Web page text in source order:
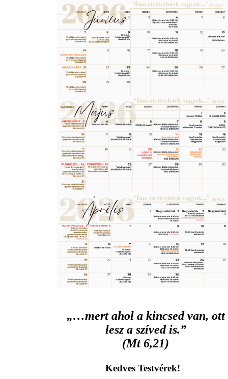
„…mert ahol a kincsed van, ott
lesz a szíved is.”
(Mt 6,21)
Kedves Testvérek!